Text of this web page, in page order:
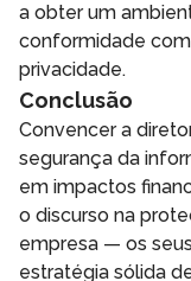
a obter um
conformidade
privacidade.
Conclusão
Convencer a
segurança da
em impactos
o discurso na
empresa — os
estratégia sólida